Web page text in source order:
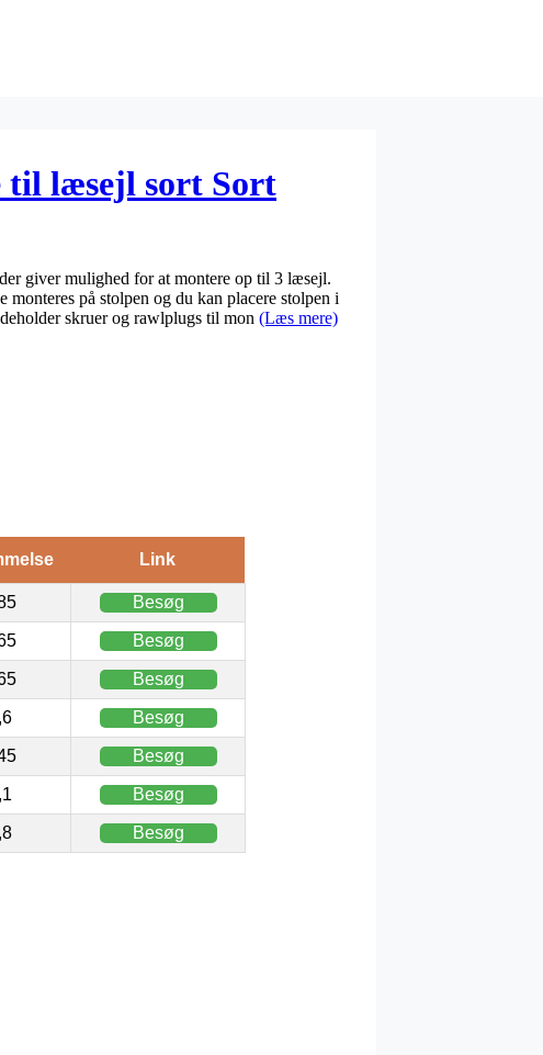
til læsejl sort Sort
giver mulighed for at montere op til 3 læsejl.
monteres på stolpen og du kan placere stolpen i
skruer og rawlplugs til mon (Læs mere)
Link
Besøg
Besøg
Besøg
Besøg
Besøg
Besøg
Besøg